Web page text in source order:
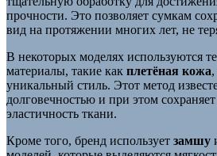
прочности. Это позволяет сумкам
вид на протяжении многих лет, не
В некоторых моделях используются
материалы, такие как плетёная кожа
уникальный стиль. Этот метод
долговечностью и при этом сохраняет
эластичность ткани.
Кроме того, бренд использует замшу